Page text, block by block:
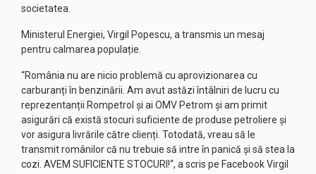
societatea.
Ministerul Energiei, Virgil Popescu, a transmis un mesaj
pentru calmarea populație.
“România nu are nicio problemă cu aprovizionarea cu
carburanți în benzinării. Am avut astăzi întâlniri de lucru cu
reprezentanții Rompetrol și ai OMV Petrom și am primit
asigurări că există stocuri suficiente de produse petroliere și
vor asigura livrările către clienți. Totodată, vreau să le
transmit românilor că nu trebuie să intre în panică și să stea la
cozi. AVEM SUFICIENTE STOCURI!“, a scris pe Facebook Virgil